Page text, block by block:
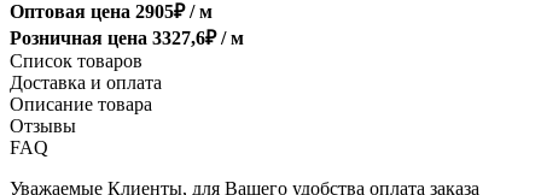
Оптовая цена 2905₽ /м
Розничная цена 3327,6₽ /м
Список товаров
Доставка и оплата
Описание товара
Отзывы
FAQ
Уважаемые Клиенты, для Вашего удобства оплата заказа